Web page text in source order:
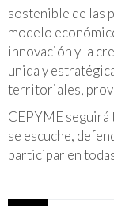
sostenible de las
modelo
innovación y la
unida y
territoriales,
CEPYME seguirá
se escuche,
participar en